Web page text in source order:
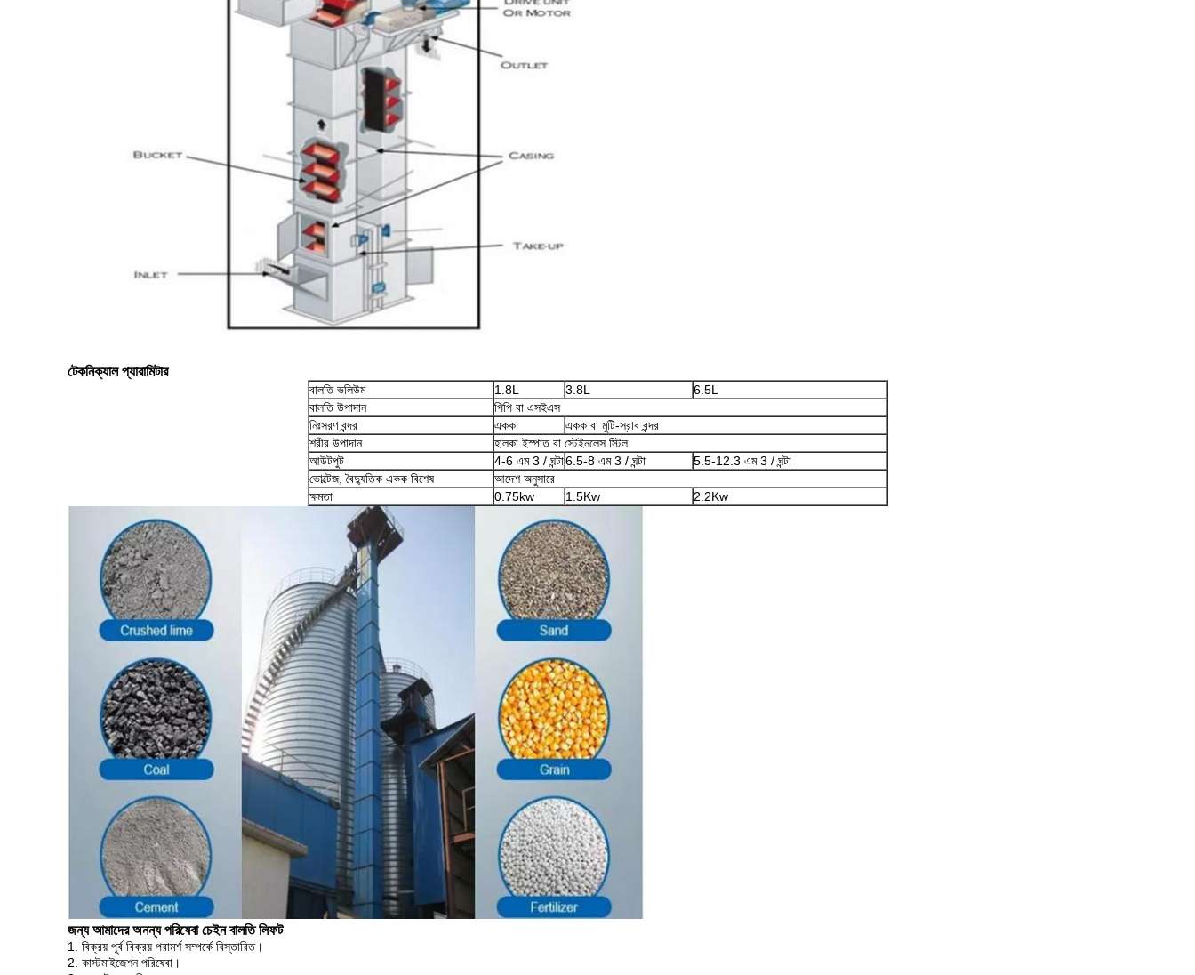
টেকনিক্যাল প্যারামিটার
বালতি ভলিউম 1.8L 3.8L
6.5L
বালতি উপাদান
পিপি বা এসইএস
নিঃসরণ বন্দর
একক
একক বা মুটি-স্রাব বন্দর
শরীর উপাদান
হালকা ইস্পাত বা স্টেইনলেস স্টিল
আউটপুট
4-6 এম 3 / ঘন্টা6.5-8 এম 3 / ঘন্টা
5.5-12.3 এম 3 / ঘন্টা
ভোল্টেজ, বৈদ্যুতিক একক বিশেষ
আদেশ অনুসারে
ক্ষমতা
0.75kw 1.5Kw 2.2Kw
জন্য আমাদের অনন্য পরিষেবাচেইন বালতি লিফট
1. বিক্রয় পূর্ব বিক্রয় পরামর্শ সম্পর্কে বিস্তারিত।
2. কাস্টমাইজেশন পরিষেবা।